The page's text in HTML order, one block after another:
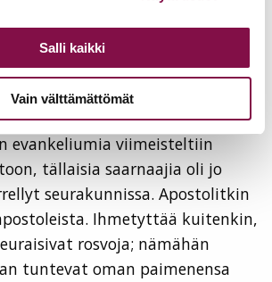
Salli kaikki
Vain välttämättömät
nämä häpeällä:
olla niin hyväuskoisia. Osuvasti
rukouskirjansa
tykö”:se häijy paimen olla
lailla lampaat lahtaa.
evankeliumia viimeisteltiin
tällaisia saarnaajia oli jo
seurakunnissa. Apostolitkin
Ihmetyttää kuitenkin,
rosvoja; nämähän
tuntevat oman paimenensa